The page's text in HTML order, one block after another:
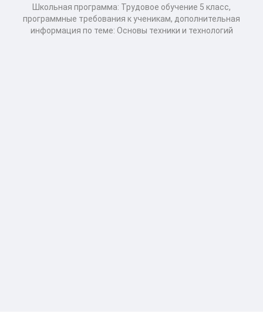
Школьная программа: Трудовое обучение 5 класс,
программные требования к ученикам, дополнительная
информация по теме: Основы техники и технологий